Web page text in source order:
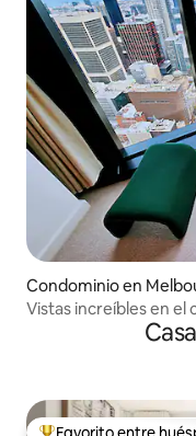
Condominio en
Vistas increíbles en el